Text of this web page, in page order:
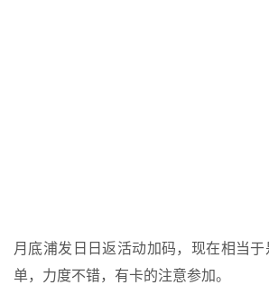
月底浦发日日返活动加码，现在相当
单，力度不错，有卡的注意参加。